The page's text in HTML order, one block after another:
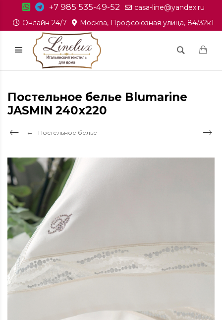
+7 985 535-49-52
casa-line@yandex.ru
Онлайн 24/7
Москва, Профсоюзная улица, 84/32к1
Постельное белье Blumarine
JASMIN 240x220
Постельное белье